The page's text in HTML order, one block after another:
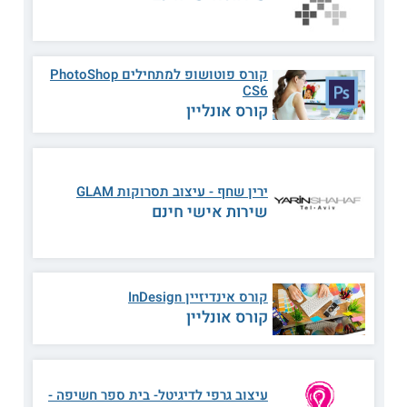
בתחומים מבוקשים נוספים, כגון קורסי ניהול, קורסים בתחום
היזמות העסקית, קורסי סייבר, קורסי מחשבים וקורסי עיצוב. דרך
הכלים הנרכשים במסגרת הכשרות אלה יכולים התלמידים לפתח
ולהרחיב את ארגז הכלים המקצועי שלהם וכך להתקדם במקומות
העבודה או לפנות לקריירה חדשה ומספקת.
קראו עוד גם עללימודי צילום בתל אביב
במפגשים בקורס ולהציג ציון של 70 ומעלה בכל הקורסים.
** לתשומת לבך נכונות המידע עלולה להשתנות
מעת לעת. המידע המוצג כאן נכתב ונערך על ידי
צוות האתר. למען הסר ספק בין האתר למוסד
הלימודים לא מתקיים קשר מכל סוג שהוא.
קורס פוטושופ למתחילים PhotoShop
CS6
קורס אונליין
ירין שחף - עיצוב תסרוקות GLAM
שירות אישי חינם
קורס אינדיזיין InDesign
קורס אונליין
עיצוב גרפי לדיגיטל- בית ספר חשיפה -